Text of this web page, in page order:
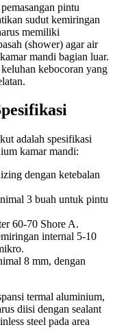
pintu
sudut kemiringan
memiliki
(shower) agar air
mandi bagian luar.
kebocoran yang
adalah spesifikasi
kamar mandi:
dengan ketebalan
3 buah untuk pintu
60-70 Shore A.
internal 5-10
8 mm, dengan
termal aluminium,
diisi dengan sealant
steel pada area